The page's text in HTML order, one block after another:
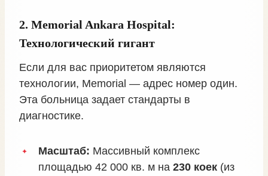
2. Memorial Ankara Hospital:
Технологический гигант
Если для вас приоритетом являются
технологии, Memorial — адрес номер один.
Эта больница задает стандарты в
диагностике.
Масштаб: Массивный комплекс
площадью 42 000 кв. м на 230 коек (из